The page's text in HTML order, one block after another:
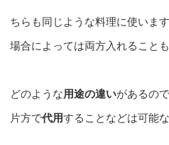
ちらも同じような料理に使います
場合によっては両方入れること
どのような用途の違いがあるの
片方で代用することなどは可能